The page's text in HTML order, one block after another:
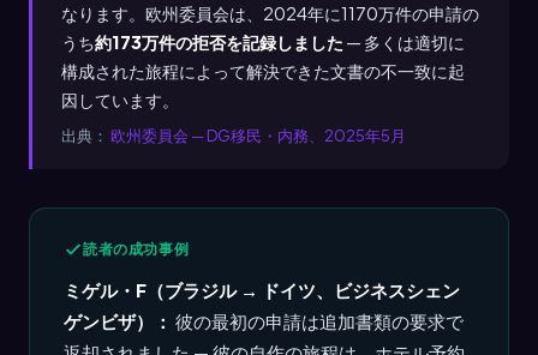
なります。欧州委員会は、2024年に1170万件の申請の
うち約173万件の拒否を記録しました — 多くは適切に
構成された旅程によって解決できた文書の不一致に起
因しています。
出典： 欧州委員会 — DG移民・内務、2025年5月
読者の成功事例
ミゲル・F（ブラジル → ドイツ、ビジネスシェン
ゲンビザ）： 彼の最初の申請は追加書類の要求で